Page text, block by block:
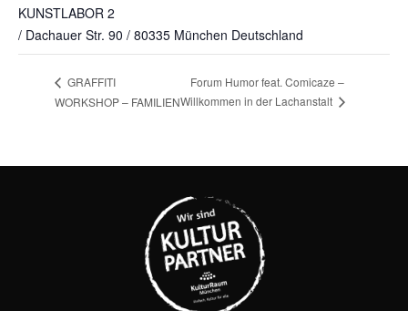
KUNSTLABOR 2
/ Dachauer Str. 90 / 80335 München Deutschland
GRAFFITI
WORKSHOP – FAMILIEN
Forum Humor feat. Comicaze –
Willkommen in der Lachanstalt